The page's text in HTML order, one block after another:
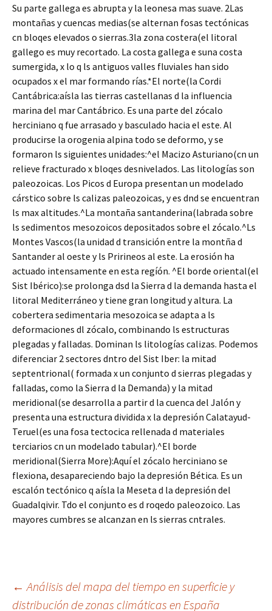
Su parte gallega es abrupta y la leonesa mas suave. 2Las
montañas y cuencas medias(se alternan fosas tectónicas
cn bloqes elevados o sierras.3la zona costera(el litoral
gallego es muy recortado. La costa gallega e suna costa
sumergida, x lo q ls antiguos valles fluviales han sido
ocupados x el mar formando rías.*El norte(la Cordi
Cantábrica:aísla las tierras castellanas d la influencia
marina del mar Cantábrico. Es una parte del zócalo
herciniano q fue arrasado y basculado hacia el este. Al
producirse la orogenia alpina todo se deformo, y se
formaron ls siguientes unidades:^el Macizo Asturiano(cn un
relieve fracturado x bloqes desnivelados. Las litologías son
paleozoicas. Los Picos d Europa presentan un modelado
cárstico sobre ls calizas paleozoicas, y es dnd se encuentran
ls max altitudes.^La montaña santanderina(labrada sobre
ls sedimentos mesozoicos depositados sobre el zócalo.^Ls
Montes Vascos(la unidad d transición entre la montña d
Santander al oeste y ls Pririneos al este. La erosión ha
actuado intensamente en esta regíón. ^El borde oriental(el
Sist Ibérico):se prolonga dsd la Sierra d la demanda hasta el
litoral Mediterráneo y tiene gran longitud y altura. La
cobertera sedimentaria mesozoica se adapta a ls
deformaciones dl zócalo, combinando ls estructuras
plegadas y falladas. Dominan ls litologías calizas. Podemos
diferenciar 2 sectores dntro del Sist Iber: la mitad
septentrional( formada x un conjunto d sierras plegadas y
falladas, como la Sierra d la Demanda) y la mitad
meridional(se desarrolla a partir d la cuenca del Jalón y
presenta una estructura dividida x la depresión Calatayud-
Teruel(es una fosa tectocica rellenada d materiales
terciarios cn un modelado tabular).^El borde
meridional(Sierra More):Aquí el zócalo herciniano se
flexiona, desapareciendo bajo la depresión Bética. Es un
escalón tectónico q aísla la Meseta d la depresión del
Guadalqivir. Tdo el conjunto es d roqedo paleozoico. Las
mayores cumbres se alcanzan en ls sierras cntrales.
Navegación
← Análisis del mapa del tiempo en superficie y
distribución de zonas climáticas en España